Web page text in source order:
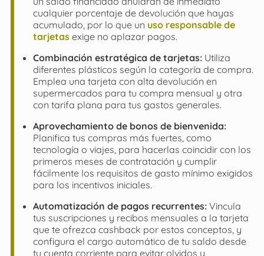
cualquier porcentaje de devolución que hayas
acumulado, por lo que un uso responsable de
tarjetasexige no aplazar pagos.
Combinación estratégica de tarjetas:Utiliza
diferentes plásticos según la categoría de compra.
Emplea una tarjeta con alta devolución en
supermercados para tu compra mensual y otra
con tarifa plana para tus gastos generales.
Aprovechamiento de bonos de bienvenida:
Planifica tus compras más fuertes, como
tecnología o viajes, para hacerlas coincidir con los
primeros meses de contratación y cumplir
fácilmente los requisitos de gasto mínimo exigidos
para los incentivos iniciales.
Automatización de pagos recurrentes:Vincula
tus suscripciones y recibos mensuales a la tarjeta
que te ofrezca cashback por estos conceptos, y
configura el cargo automático de tu saldo desde
tu cuenta corriente para evitar olvidos y